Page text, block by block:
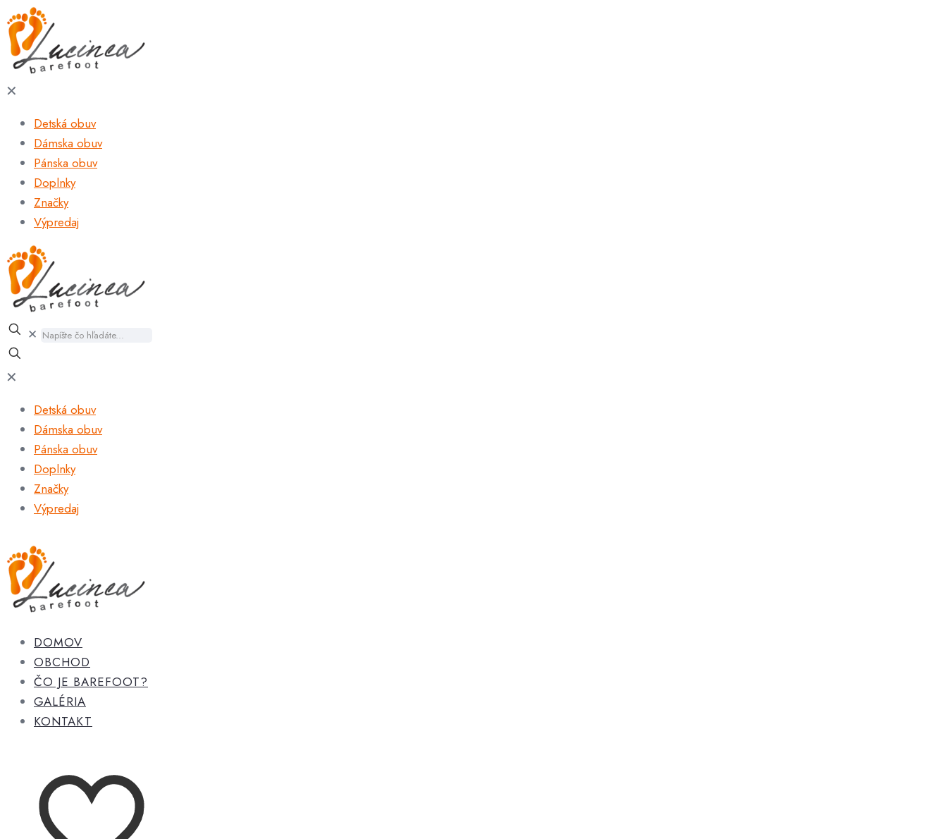
✕
Detská obuv
Dámska obuv
Pánska obuv
Doplnky
Značky
Výpredaj
✕
✕
Detská obuv
Dámska obuv
Pánska obuv
Doplnky
Značky
Výpredaj
DOMOV
OBCHOD
ČO JE BAREFOOT?
GALÉRIA
KONTAKT